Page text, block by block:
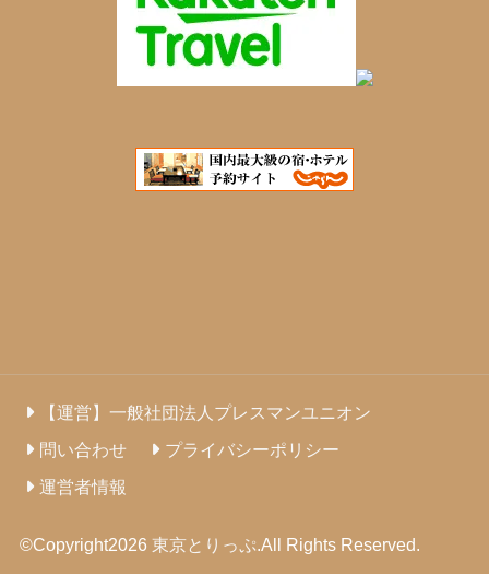
【運営】一般社団法人プレスマンユニオン
問い合わせ
プライバシーポリシー
運営者情報
©Copyright2026 東京とりっぷ.All Rights Reserved.